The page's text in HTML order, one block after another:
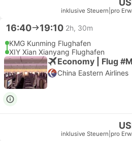
inklusive Steuern pro
16:40 19:10 2h, 30m
KMG Kunming Flughafen
XIY Xian Xianyang Flughafen
Economy | Flug
China Eastern Airlines
inklusive Steuern pro